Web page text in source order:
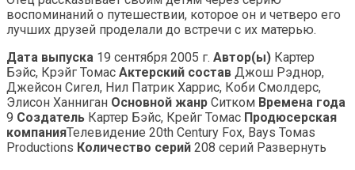
воспоминаний о путешествии, которое он и четверо его
лучших друзей проделали до встречи с их матерью.
Дата выпуска 19 сентября 2005 г. Автор(ы) Картер
Бэйс, Крэйг Томас Актерский состав Джош Рэднор,
Джейсон Сигел, Нил Патрик Харрис, Коби Смолдерс,
Элисон Ханниган Основной жанр Ситком Времена года
9 Создатель Картер Бэйс, Крейг Томас Продюсерская
компанияТелевидение 20th Century Fox, Bays Томаs
Productions Количество серий 208 серий Развернуть